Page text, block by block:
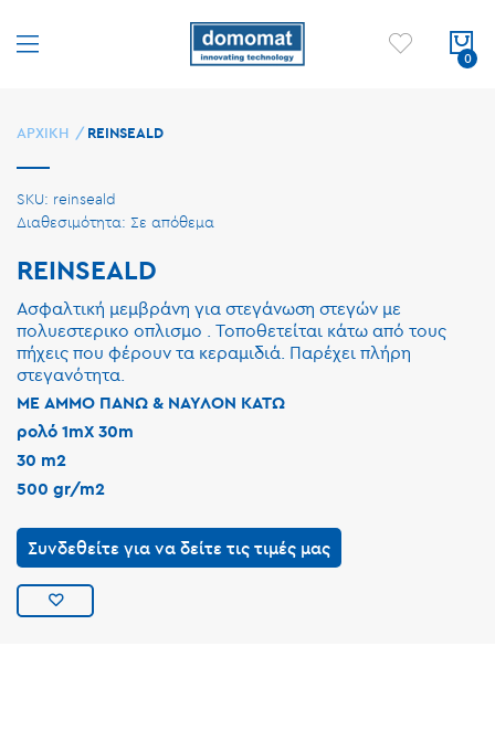
ΑΡΧΙΚΉ REINSEALD
SKU reinseald
Σε απόθεμα
REINSEALD
Ασφαλτική μεμβράνη για στεγάνωση στεγών με
πολυεστερικο οπλισμο . Τοποθετείται κάτω από τους
πήχεις που φέρουν τα κεραμιδιά. Παρέχει πλήρη
στεγανότητα.
ΜΕ ΑΜΜΟ ΠΑΝΩ & ΝΑΥΛΟΝ ΚΑΤΩ
ρολό 1mX 30m
30 m2
500 gr/m2
Συνδεθείτε για να δείτε τις τιμές μας